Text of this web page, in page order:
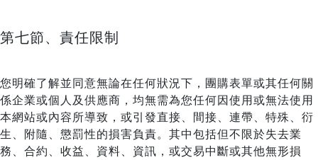
第七節、責任限制
您明確了解並同意無論在任何狀況下，團購表單或其任何關
係企業或個人及供應商，均無需為您任何因使用或無法使用
本網站或內容所導致，或引發直接、間接、連帶、特殊、衍
生、附隨、懲罰性的損害負責。其中包括但不限於失去業
務、合約、收益、資料、資訊，或交易中斷或其他無形損